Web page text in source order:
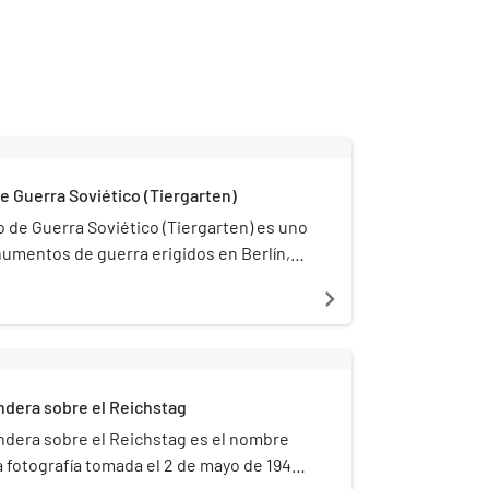
Guerra Soviético (Tiergarten)
de Guerra Soviético (Tiergarten) es uno
de guerra erigidos en Berlín,
del Ejército Rojo que murieron
El monumento está ubicado en el
un gran parque público al oeste
ciudad, en el lado norte de la calle de
Straße des 17. Juni («Calle 17 de
navigate_next
sobre el Reichstag
sobre el Reichstag es el nombre
tomada el 2 de mayo de 1945